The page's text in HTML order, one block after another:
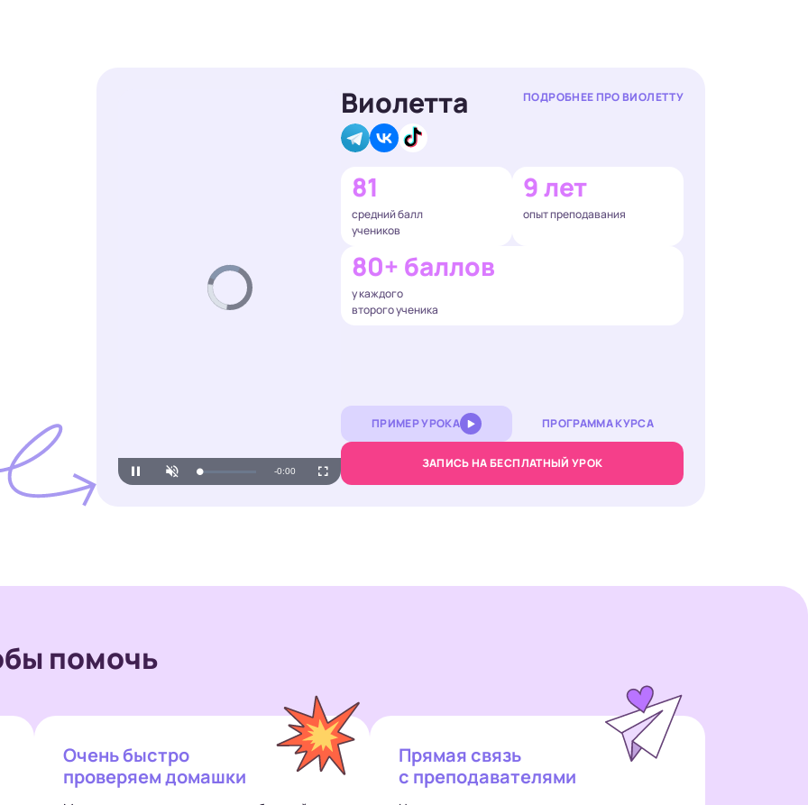
Pause UnmuteLoaded
4.43%
Remaining
-1:28 Fullscreen
Виолетта ПОДРОБНЕЕ ПРО ВИОЛЕТТУ
81
средний балл
учеников
9 лет
опыт преподавания
80+ баллов
у каждого
второго ученика
ПРИМЕР УРОКА ПРОГРАММА КУРСА
ЗАПИСЬ НА БЕСПЛАТНЫЙ УРОК
помочь
Очень быстро
проверяем домашки
Прямая связь
с преподавателями